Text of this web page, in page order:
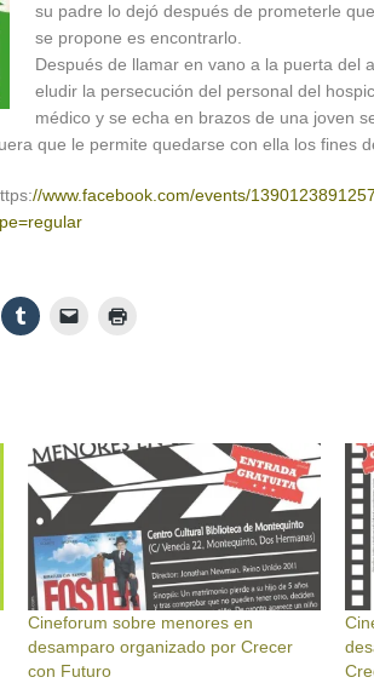
su padre lo dejó después de prometerle
se propone es encontrarlo.
Después de llamar en vano a la puerta del
eludir la persecución del personal del
médico y se echa en brazos de una joven
que le permite quedarse con ella los fines
//www.facebook.com/events/
Cineforum sobre menores en
desamparo organizado por Crecer
con Futuro